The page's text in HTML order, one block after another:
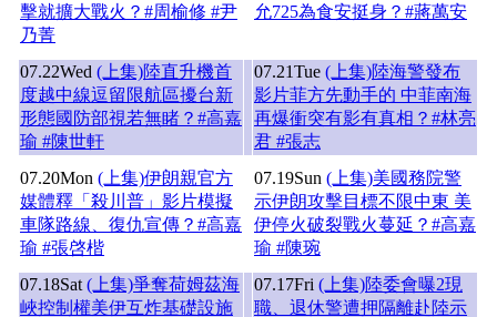
擊就擴大戰火？#周榆修 #尹
乃菁
允725為食安挺身？#蔣萬安
07.22Wed (上集)陸直升機首
度越中線逗留限航區擾台新
形態國防部視若無睹？#高嘉
瑜 #陳世軒
07.21Tue (上集)陸海警發布
影片菲方先動手的 中菲南海
再爆衝突有影有真相？#林亮
君 #張志
07.20Mon (上集)伊朗親官方
媒體釋「殺川普」影片模擬
車隊路線、復仇宣傳？#高嘉
瑜 #張啓楷
07.19Sun (上集)美國務院警
示伊朗攻擊目標不限中東 美
伊停火破裂戰火蔓延？#高嘉
瑜 #陳琬
07.18Sat (上集)爭奪荷姆茲海
峽控制權美伊互炸基礎設施
07.17Fri (上集)陸委會曝2現
職、退休警遭押隔離赴陸示